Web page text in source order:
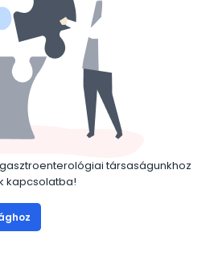
társaságunkhoz
kapcsolatba!